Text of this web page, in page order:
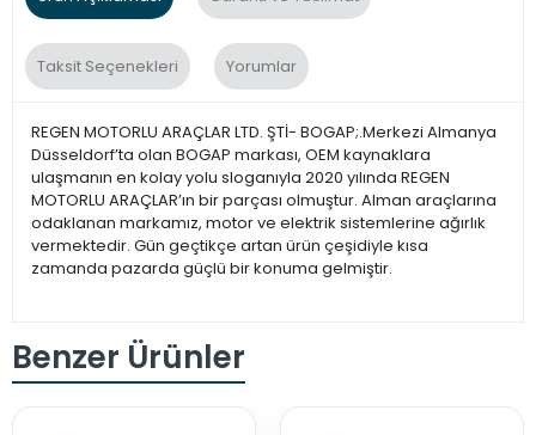
Taksit Seçenekleri Yorumlar
REGEN MOTORLU ARAÇLAR LTD. ŞTİ- BOGAP;.Merkezi Almanya
Düsseldorf’ta olan BOGAP markası, OEM kaynaklara
ulaşmanın en kolay yolu sloganıyla 2020 yılında REGEN
MOTORLU ARAÇLAR’ın bir parçası olmuştur. Alman araçlarına
odaklanan markamız, motor ve elektrik sistemlerine ağırlık
vermektedir. Gün geçtikçe artan ürün çeşidiyle kısa
zamanda pazarda güçlü bir konuma gelmiştir.
Benzer Ürünler